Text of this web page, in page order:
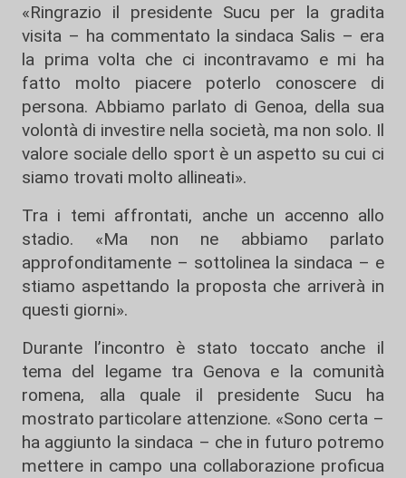
«Ringrazio il presidente Sucu per la gradita
visita – ha commentato la sindaca Salis – era
la prima volta che ci incontravamo e mi ha
fatto molto piacere poterlo conoscere di
persona. Abbiamo parlato di Genoa, della sua
volontà di investire nella società, ma non solo. Il
valore sociale dello sport è un aspetto su cui ci
siamo trovati molto allineati».
Tra i temi affrontati, anche un accenno allo
stadio. «Ma non ne abbiamo parlato
approfonditamente – sottolinea la sindaca – e
stiamo aspettando la proposta che arriverà in
questi giorni».
Durante l’incontro è stato toccato anche il
tema del legame tra Genova e la comunità
romena, alla quale il presidente Sucu ha
mostrato particolare attenzione. «Sono certa –
ha aggiunto la sindaca – che in futuro potremo
mettere in campo una collaborazione proficua